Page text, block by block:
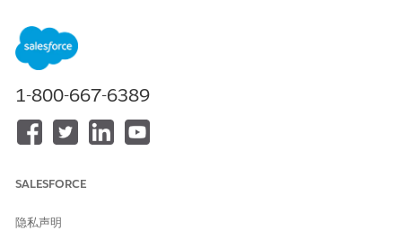
划模板的实例。当您为特定记录创建行动计划时，全方位评估任务
可供检查员、调查员、个案工作人员和其他工作人员在“评估”选项
卡上完成。
从应用程序启动程序中，查找并选择要与行动计划关联的对象。
在行动计划相关列表中，单击
输入名称并选择开始日期。
或者，选择状态。
查看所需任务并保存您的工作。
1-800-667-6389
SALESFORCE
隐私声明